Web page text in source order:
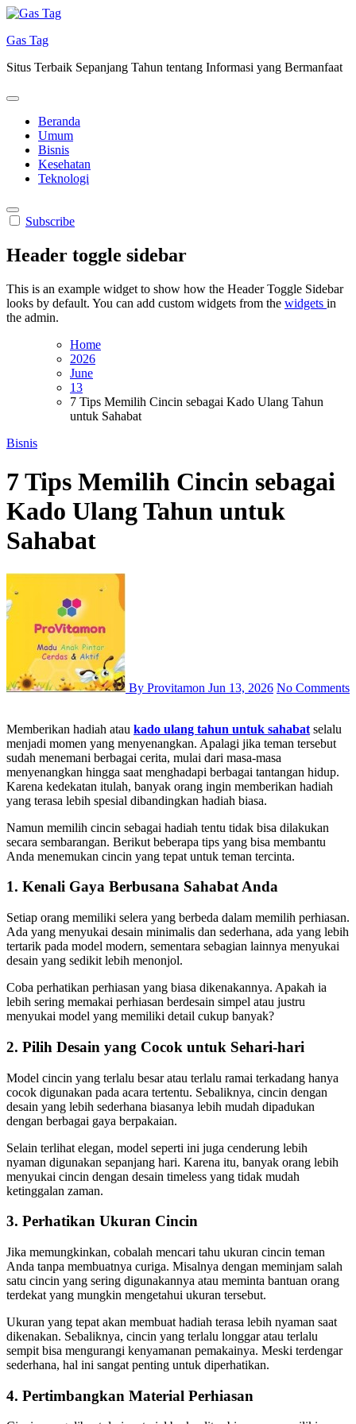
Skip
content
Gas Tag
Situs Terbaik Sepanjang Tahun tentang Informasi yang Bermanfaat
Beranda
Umum
Bisnis
Kesehatan
Teknologi
Subscribe
Header toggle sidebar
This is an example widget to show how the Header Toggle Sidebar
looks by default. You can add custom widgets from the widgets in
the admin.
Home
2026
June
13
7 Tips Memilih Cincin sebagai Kado Ulang Tahun
untuk Sahabat
Bisnis
7 Tips Memilih Cincin sebagai
Kado Ulang Tahun untuk
Sahabat
By Provitamon Jun 13, 2026 No Comments
Memberikan hadiah atau kado ulang tahun untuk sahabat selalu
menjadi momen yang menyenangkan. Apalagi jika teman tersebut
sudah menemani berbagai cerita, mulai dari masa-masa
menyenangkan hingga saat menghadapi berbagai tantangan hidup.
Karena kedekatan itulah, banyak orang ingin memberikan hadiah
yang terasa lebih spesial dibandingkan hadiah biasa.
Namun memilih cincin sebagai hadiah tentu tidak bisa dilakukan
secara sembarangan. Berikut beberapa tips yang bisa membantu
Anda menemukan cincin yang tepat untuk teman tercinta.
1. Kenali Gaya Berbusana Sahabat Anda
Setiap orang memiliki selera yang berbeda dalam memilih perhiasan.
Ada yang menyukai desain minimalis dan sederhana, ada yang lebih
tertarik pada model modern, sementara sebagian lainnya menyukai
desain yang sedikit lebih menonjol.
Coba perhatikan perhiasan yang biasa dikenakannya. Apakah ia
lebih sering memakai perhiasan berdesain simpel atau justru
menyukai model yang memiliki detail cukup banyak?
2. Pilih Desain yang Cocok untuk Sehari-hari
Model cincin yang terlalu besar atau terlalu ramai terkadang hanya
cocok digunakan pada acara tertentu. Sebaliknya, cincin dengan
desain yang lebih sederhana biasanya lebih mudah dipadukan
dengan berbagai gaya berpakaian.
Selain terlihat elegan, model seperti ini juga cenderung lebih
nyaman digunakan sepanjang hari. Karena itu, banyak orang lebih
menyukai cincin dengan desain timeless yang tidak mudah
ketinggalan zaman.
3. Perhatikan Ukuran Cincin
Jika memungkinkan, cobalah mencari tahu ukuran cincin teman
Anda tanpa membuatnya curiga. Misalnya dengan meminjam salah
satu cincin yang sering digunakannya atau meminta bantuan orang
terdekat yang mungkin mengetahui ukuran tersebut.
Ukuran yang tepat akan membuat hadiah terasa lebih nyaman saat
dikenakan. Sebaliknya, cincin yang terlalu longgar atau terlalu
sempit bisa mengurangi kenyamanan pemakainya. Meski terdengar
sederhana, hal ini sangat penting untuk diperhatikan.
4. Pertimbangkan Material Perhiasan